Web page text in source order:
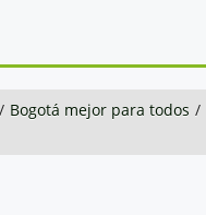
/ Bogotá mejor para todos /